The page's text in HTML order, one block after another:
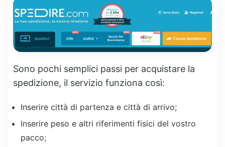
Sono pochi semplici passi per acquistare la
spedizione, il servizio funziona così:
Inserire città di partenza e città di arrivo;
Inserire peso e altri riferimenti fisici del vostro
pacco;